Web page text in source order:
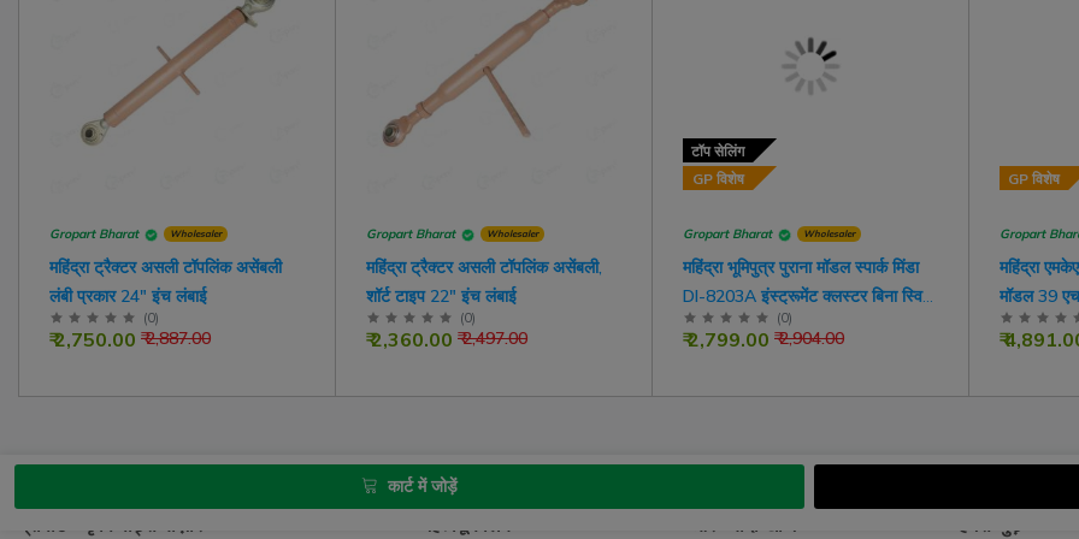
Gropart Bharat Wholesaler
महिंद्रा ट्रैक्टर असली टॉपलिंक असेंबली
लंबी प्रकार 24" इंच लंबाई
(0)
₹ 2,887.00
₹ 2,750.00
Gropart Bharat Wholesaler
महिंद्रा ट्रैक्टर असली टॉपलिंक असेंबली,
शॉर्ट टाइप 22" इंच लंबाई
(0)
₹ 2,497.00
₹ 2,360.00
टॉप सेलिंग
GP विशेष
Gropart Bharat Wholesaler
महिंद्रा भूमिपुत्र पुराना मॉडल स्पार्क मिंडा
DI-8203A इंस्ट्रूमेंट क्लस्टर बिना स्विच
के
(0)
₹ 2,904.00
₹ 2,799.00
GP विशेष
Gropart
महिंद्रा
मॉडल 39
इंस्ट्रूमेंट
डायल 12 वी
₹
कार्ट में जोड़ें